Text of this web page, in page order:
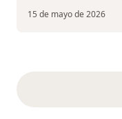
15 de mayo de 2026